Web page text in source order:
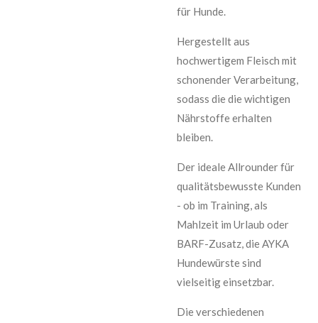
für Hunde.
Hergestellt aus
hochwertigem Fleisch mit
schonender Verarbeitung,
sodass die die wichtigen
Nährstoffe erhalten
bleiben.
Der ideale Allrounder für
qualitätsbewusste Kunden
- ob im Training, als
Mahlzeit im Urlaub oder
BARF-Zusatz, die AYKA
Hundewürste sind
vielseitig einsetzbar.
Die verschiedenen